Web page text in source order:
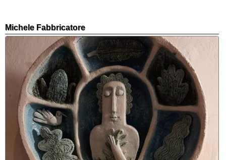
Michele Fabbricatore